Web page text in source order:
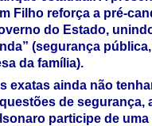
Filho reforça a pré-
do Estado,
(segurança
da família).
exatas ainda não
de segurança,
participe de uma